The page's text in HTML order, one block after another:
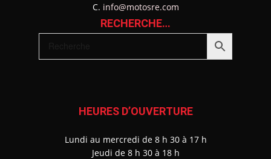
C. info@motosre.com
RECHERCHE…
HEURES D’OUVERTURE
Lundi au mercredi de 8 h 30 à 17 h
Jeudi de 8 h 30 à 18 h